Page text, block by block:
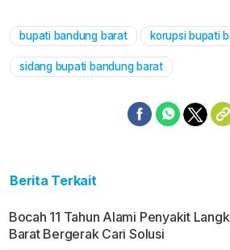
bupati bandung barat korupsi bupati
sidang bupati bandung barat
Berita Terkait
Bocah 11 Tahun Alami Penyakit
Barat Bergerak Cari Solusi